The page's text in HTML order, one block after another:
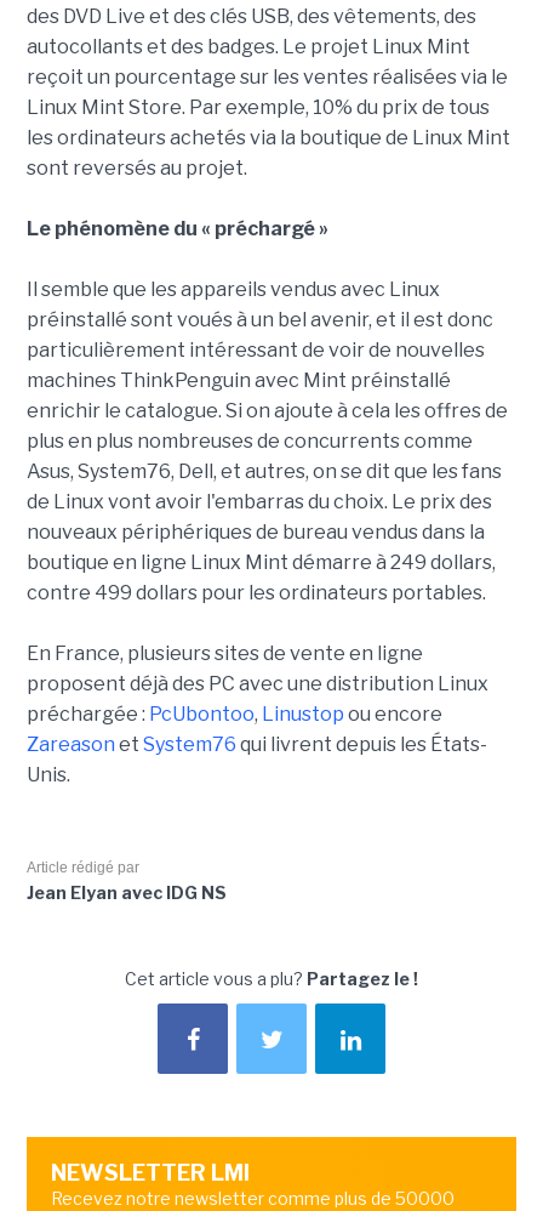
des DVD Live et des clés USB, des vêtements, des
autocollants et des badges. Le projet Linux Mint
reçoit un pourcentage sur les ventes réalisées via le
Linux Mint Store. Par exemple, 10% du prix de tous
les ordinateurs achetés via la boutique de Linux Mint
sont reversés au projet.
Le phénomène du « préchargé »
Il semble que les appareils vendus avec Linux
préinstallé sont voués à un bel avenir, et il est donc
particulièrement intéressant de voir de nouvelles
machines ThinkPenguin avec Mint préinstallé
enrichir le catalogue. Si on ajoute à cela les offres de
plus en plus nombreuses de concurrents comme
Asus, System76, Dell, et autres, on se dit que les fans
de Linux vont avoir l'embarras du choix. Le prix des
nouveaux périphériques de bureau vendus dans la
boutique en ligne Linux Mint démarre à 249 dollars,
contre 499 dollars pour les ordinateurs portables.
En France, plusieurs sites de vente en ligne
proposent déjà des PC avec une distribution Linux
préchargée : PcUbontoo, Linustop ou encore
Zareason et System76 qui livrent depuis les États-
Unis.
Article rédigé par
Jean Elyan avec IDG NS
Cet article vous a plu? Partagez le !
NEWSLETTER LMI
Recevez notre newsletter comme plus de 50000